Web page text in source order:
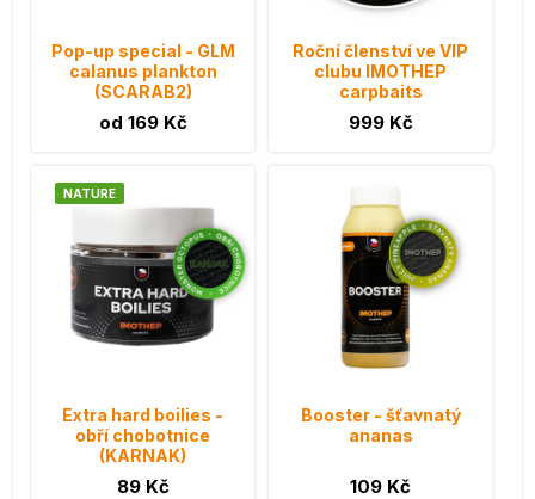
Pop-up special - GLM
calanus plankton
(SCARAB2)
od 169 Kč
Roční členství ve VIP
clubu IMOTHEP
carpbaits
999 Kč
NATURE
Extra hard boilies -
obří chobotnice
(KARNAK)
89 Kč
Booster - šťavnatý
ananas
109 Kč